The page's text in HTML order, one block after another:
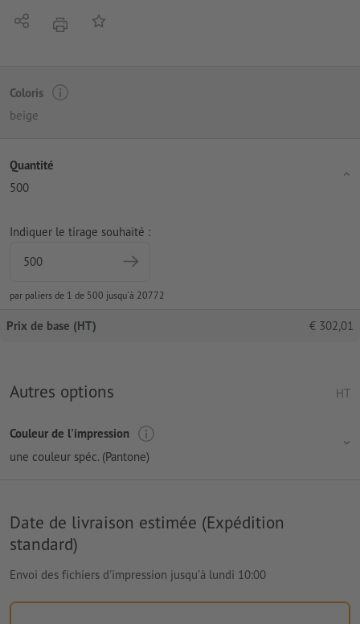
PartagerimprimerAjouter à liste d'article
Coloris
beige
Quantité
500
Indiquer le tirage souhaité :
par paliers de 1 de 500 jusqu'à 20772
Prix de base (HT) € 302,01
Autres options HT
Couleur de l'impression
une couleur spéc. (Pantone)
Date de livraison estimée (Expédition
standard)
Envoi des fichiers d'impression jusqu'à lundi 10:00